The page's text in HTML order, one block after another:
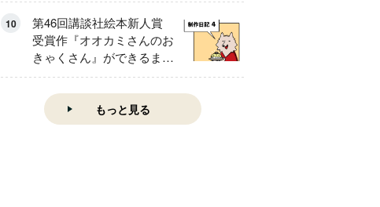
10
第46回講談社絵本新人賞
受賞作『オオカミさんのお
きゃくさん』ができるまで
④
もっと見る